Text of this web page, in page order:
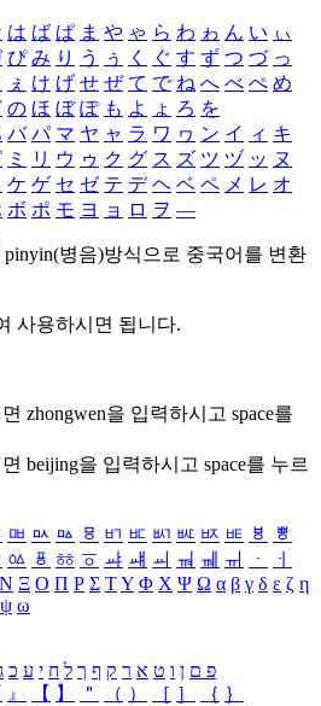
は ば ぱ ま や ゃ ら わ ゎ ん い ぃ
ぴ み り う ぅ く ぐ す ず つ づ っ
ぇ け げ せ ぜ て で ね へ べ ぺ め
の ほ ぼ ぽ も よ ょ ろ を
バ パ マ ヤ ャ ラ ワ ヮ ン イ ィ キ
ミ リ ウ ゥ ク グ ス ズ ツ ヅ ッ ヌ
ケ ゲ セ ゼ テ デ ヘ ベ ペ メ レ オ
ボ ポ モ ヨ ョ ロ ヲ ―
pinyin(병음)방식으로 중국어를 변환
사용하시면 됩니다.
zhongwen을 입력하시고 space를
beijing을 입력하시고 space를 누르
ㅮ ㅯ ㅰ ㅱ ㅲ ㅳ ㅴ ㅵ ㅶ ㅷ ㅸ
ㅹ
ㆃ ㆄ ㆅ ㆆ ㆇ ㆈ ㆉ ㆊ ㆋ ㆌ ㆍ
ㆎ
Ν Ξ Ο Π Ρ Σ ΤΥ Φ Χ Ψ Ω α β γ δ ε ζ η
ψ ω
פ ם ן ו ט א ר ק ף ך ל ח י ע כ
』 【 】 ＂ （ ） ［ ］ ｛ ｝